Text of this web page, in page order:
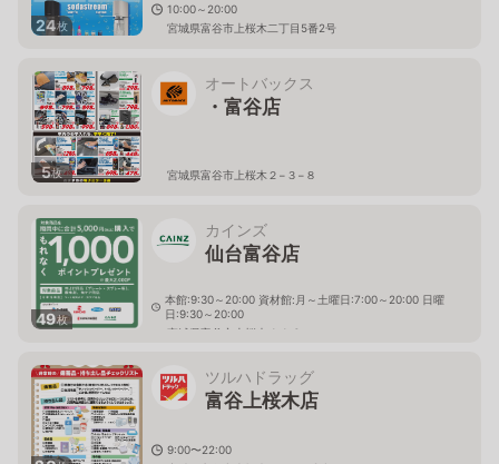
24枚
10:00～20:00
宮城県富谷市上桜木二丁目5番2号
5枚
オートバックス
・富谷店
宮城県富谷市上桜木２−３−８
49枚
カインズ
仙台富谷店
本館:9:30～20:00 資材館:月～土曜日:7:00～20:00 日曜
日:9:30～20:00
宮城県富谷市上桜木 1-1-6
ツルハドラッグ
富谷上桜木店
9:00〜22:00